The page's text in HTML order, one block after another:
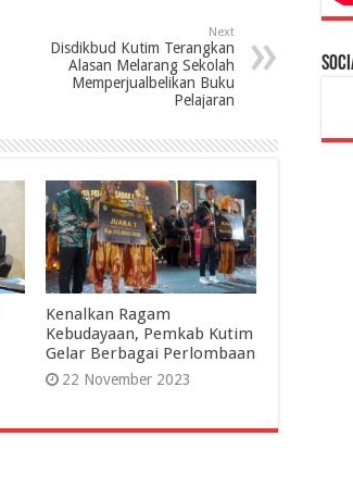
Next
Disdikbud Kutim Terangkan
Alasan Melarang Sekolah
Memperjualbelikan Buku
Pelajaran
Kenalkan Ragam
Kebudayaan, Pemkab Kutim
Gelar Berbagai Perlombaan
22 November 2023